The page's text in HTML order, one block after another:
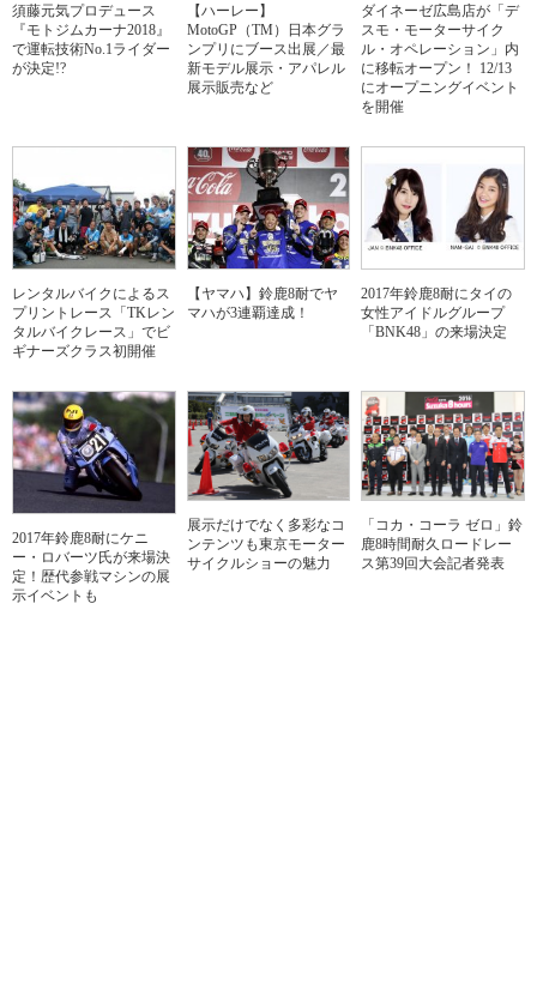
須藤元気プロデュース
『モトジムカーナ2018』
で運転技術No.1ライダー
が決定!?
【ハーレー】
MotoGP（TM）日本グラ
ンプリにブース出展／最
新モデル展示・アパレル
展示販売など
ダイネーゼ広島店が「デ
スモ・モーターサイク
ル・オペレーション」内
に移転オープン！ 12/13
にオープニングイベント
を開催
レンタルバイクによるス
プリントレース「TKレン
タルバイクレース」でビ
ギナーズクラス初開催
【ヤマハ】鈴鹿8耐でヤ
マハが3連覇達成！
2017年鈴鹿8耐にタイの
女性アイドルグループ
「BNK48」の来場決定
2017年鈴鹿8耐にケニ
ー・ロバーツ氏が来場決
定！歴代参戦マシンの展
示イベントも
展示だけでなく多彩なコ
ンテンツも東京モーター
サイクルショーの魅力
「コカ・コーラ ゼロ」鈴
鹿8時間耐久ロードレー
ス第39回大会記者発表